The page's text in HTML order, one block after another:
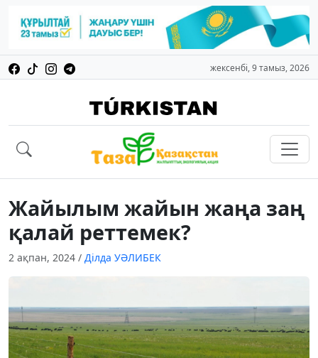
жексенбі, 9 тамыз, 2026
Жайылым жайын жаңа заң
қалай реттемек?
2 ақпан, 2024 / Ділда УӘЛИБЕК